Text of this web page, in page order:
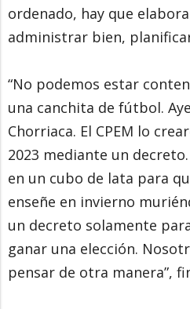
ordenado, hay que
administrar bien,
“No podemos estar
una canchita de fútbol.
Chorriaca. El CPEM lo
2023 mediante un
en un cubo de lata para
enseñe en invierno
un decreto solamente
ganar una elección.
pensar de otra manera”,